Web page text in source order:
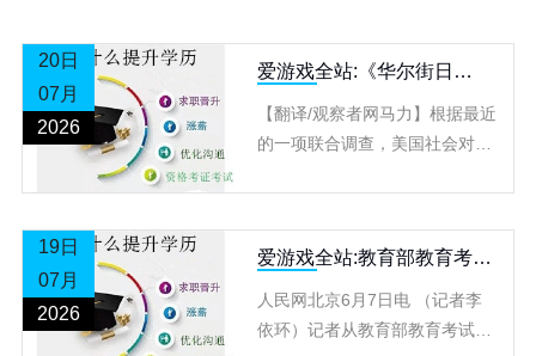
20日
07月
2026
爱游戏全站:《华尔街日
失去信心
【翻译/观察者网马力】根据最近
的一项联合调查，美国社会对大
以及美国农村地区居民认为，大
学文
19日
07月
2026
爱游戏全站:教育部教育考试
评析
人民网北京6月7日电 （记者李
依环）记者从教育部教育考试院